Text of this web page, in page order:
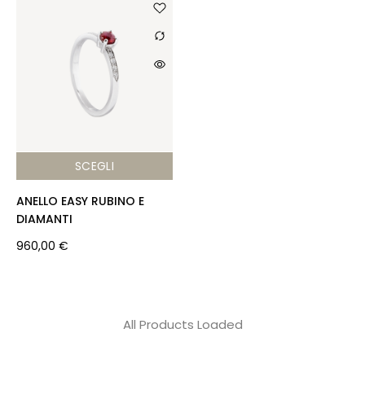
SCEGLI
ANELLO EASY RUBINO E
DIAMANTI
960,00 €